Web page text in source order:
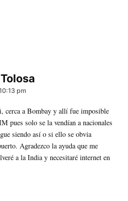
dice:
pm
cerca a Bombay y allí fue imposible
pues solo se la vendían a nacionales
siendo así o si ello se obvia
Agradezco la ayuda que me
a la India y necesitaré internet en